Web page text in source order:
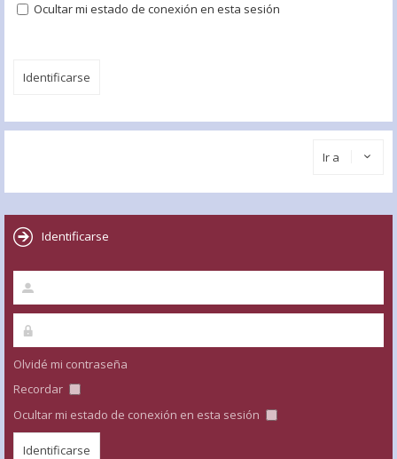
Ocultar mi estado de conexión en esta sesión
Ir a
Identificarse
Olvidé mi contraseña
Recordar
Ocultar mi estado de conexión en esta sesión